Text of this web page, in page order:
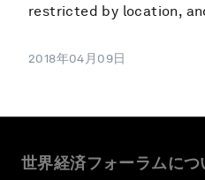
restricted by location,
2018年04月09日
世界経済フォーラムにつ